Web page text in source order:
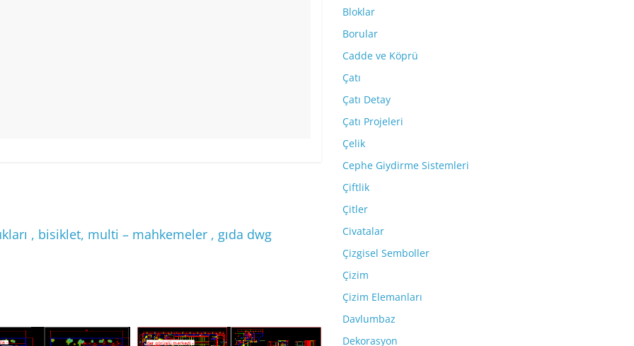
, bisiklet, multi – mahkemeler , gıda dwg
Bloklar
Borular
Cadde ve Köprü
Çatı
Çatı Detay
Çatı Projeleri
Çelik
Cephe Giydirme Sistemleri
Çiftlik
Çitler
Civatalar
Çizgisel Semboller
Çizim
Çizim Elemanları
Davlumbaz
Dekorasyon